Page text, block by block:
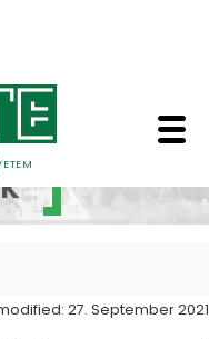
-
27. September 2021